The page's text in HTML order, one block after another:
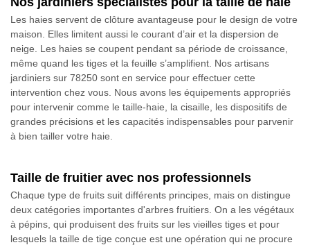
Les haies servent de clôture avantageuse pour le design de votre
maison. Elles limitent aussi le courant d’air et la dispersion de
neige. Les haies se coupent pendant sa période de croissance,
même quand les tiges et la feuille s’amplifient. Nos artisans
jardiniers sur 78250 sont en service pour effectuer cette
intervention chez vous. Nous avons les équipements appropriés
pour intervenir comme le taille-haie, la cisaille, les dispositifs de
grandes précisions et les capacités indispensables pour parvenir
à bien tailler votre haie.
Taille de fruitier avec nos professionnels
Chaque type de fruits suit différents principes, mais on distingue
deux catégories importantes d'arbres fruitiers. On a les végétaux
à pépins, qui produisent des fruits sur les vieilles tiges et pour
lesquels la taille de tige conçue est une opération qui ne procure